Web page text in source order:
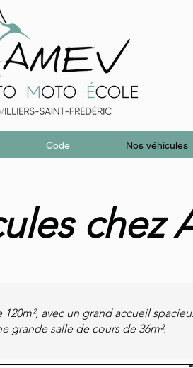
Code Nos véhicules
chez
avec un grand accueil
grande salle de cours de 36m².